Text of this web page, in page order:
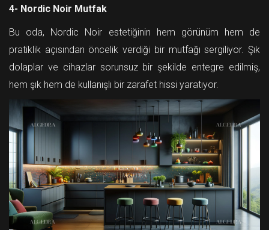
4- Nordic Noir Mutfak
Bu oda, Nordic Noir estetiğinin hem görünüm hem de
pratiklik açısından öncelik verdiği bir mutfağı sergiliyor. Şık
dolaplar ve cihazlar sorunsuz bir şekilde entegre edilmiş,
hem şık hem de kullanışlı bir zarafet hissi yaratıyor.